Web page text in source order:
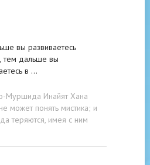
вы развиваетесь
тем дальше вы
в …
Муршида Инайят Хана
может понять мистика; и
теряются, имея с ним